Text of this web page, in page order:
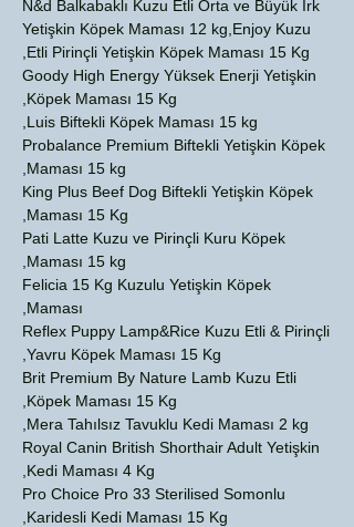
N&d Balkabaklı Kuzu Etli Orta ve Büyük Irk
Yetişkin Köpek Maması 12 kg,Enjoy Kuzu
Etli Pirinçli Yetişkin Köpek Maması 15 Kg,
Goody High Energy Yüksek Enerji Yetişkin
Köpek Maması 15 Kg,
Luis Biftekli Köpek Maması 15 kg,
Probalance Premium Biftekli Yetişkin Köpek
Maması 15 kg,
King Plus Beef Dog Biftekli Yetişkin Köpek
Maması 15 Kg,
Pati Latte Kuzu ve Pirinçli Kuru Köpek
Maması 15 kg,
Felicia 15 Kg Kuzulu Yetişkin Köpek
Maması,
Reflex Puppy Lamp&Rice Kuzu Etli & Pirinçli
Yavru Köpek Maması 15 Kg,
Brit Premium By Nature Lamb Kuzu Etli
Köpek Maması 15 Kg,
Mera Tahılsız Tavuklu Kedi Maması 2 kg,
Royal Canin British Shorthair Adult Yetişkin
Kedi Maması 4 Kg,
Pro Choice Pro 33 Sterilised Somonlu
Karidesli Kedi Maması 15 Kg,